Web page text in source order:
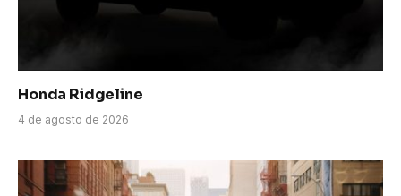
Honda Ridgeline
4 de agosto de 2026